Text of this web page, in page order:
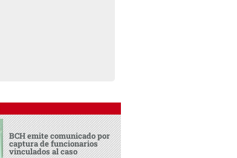
BCH emite comunicado por
captura de funcionarios
vinculados al caso